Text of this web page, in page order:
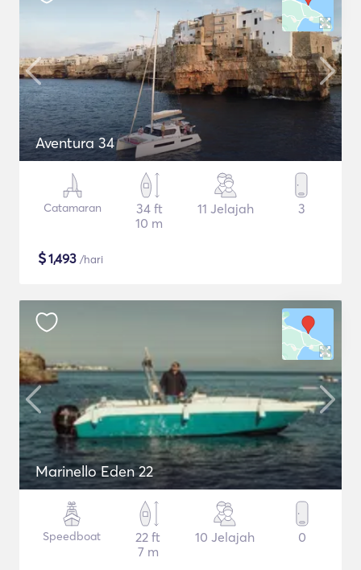
Aventura 34
Catamaran
34 ft
10 m
11 Jelajah 3
$1,493 /hari
Marinello Eden 22
Speedboat
22 ft
7 m
10 Jelajah 0